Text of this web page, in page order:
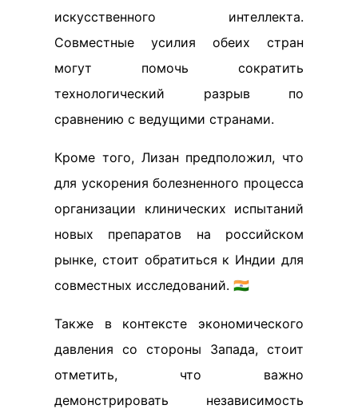
искусственного интеллекта.
Совместные усилия обеих стран
могут помочь сократить
технологический разрыв по
сравнению с ведущими странами.
Кроме того, Лизан предположил, что
для ускорения болезненного процесса
организации клинических испытаний
новых препаратов на российском
рынке, стоит обратиться к Индии для
совместных исследований. 🇮🇳
Также в контексте экономического
давления со стороны Запада, стоит
отметить, что важно
демонстрировать независимость